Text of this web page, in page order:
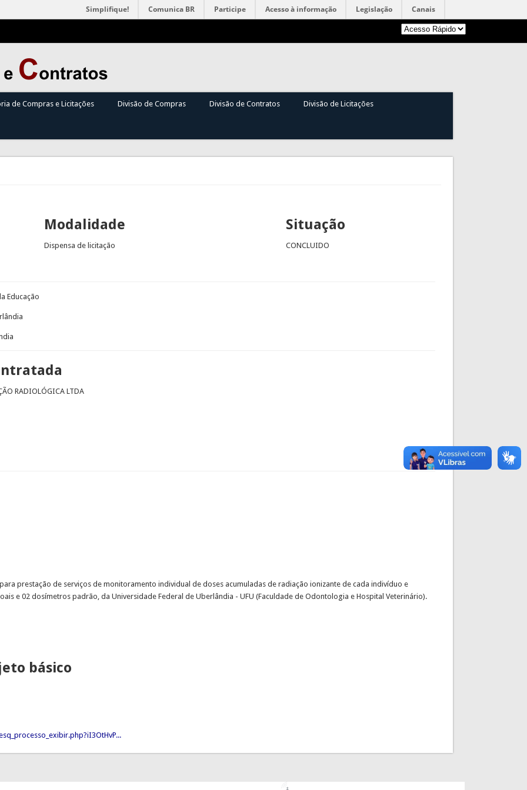
Simplifique! Comunica BR Participe Acesso à informação Legislação Canais
de Compras e Licitações Divisão de Compras Divisão de Contratos Divisão de Licitações
Modalidade
Dispensa de licitação
Situação
CONCLUIDO
Educação
RADIOLÓGICA LTDA
prestação de serviços de monitoramento individual de doses acumuladas de radiação ionizante de cada indivíduo e
e 02 dosímetros padrão, da Universidade Federal de Uberlândia - UFU (Faculdade de Odontologia e Hospital Veterinário).
básico